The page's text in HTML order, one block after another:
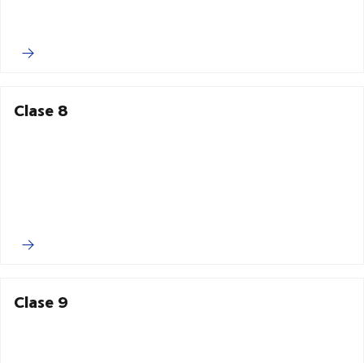
Clase 8
Clase 9